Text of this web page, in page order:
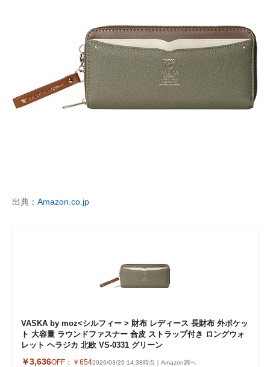
出典： Amazon.co.jp
VASKA by moz<シルフィー > 財布 レディース 長財布 外ポケッ
ト 大容量 ラウンドファスナー 合皮 ストラップ付き ロングウォ
レット ヘラジカ 北欧 VS-0331 グリーン
￥3,636OFF： ￥6542026/03/26 14:38時点｜Amazon調べ